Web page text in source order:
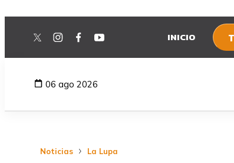
twitterinstagram
facebookyoutube INICIO
06 ago 2026
Noticias La Lupa